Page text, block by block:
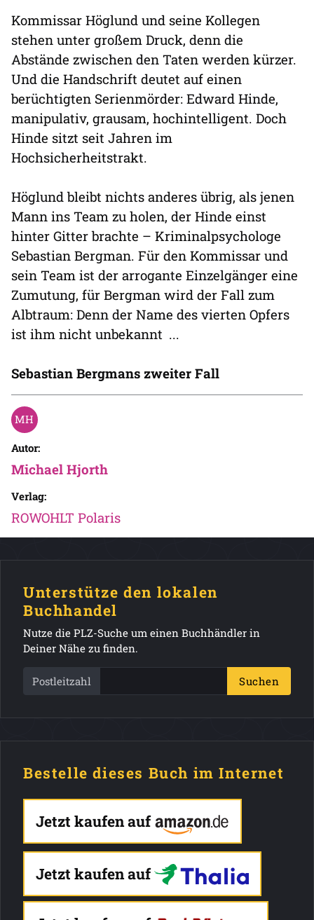
Kommissar Höglund und seine Kollegen
stehen unter großem Druck, denn die
Abstände zwischen den Taten werden kürzer.
Und die Handschrift deutet auf einen
berüchtigten Serienmörder: Edward Hinde,
manipulativ, grausam, hochintelligent. Doch
Hinde sitzt seit Jahren im
Hochsicherheitstrakt.
Höglund bleibt nichts anderes übrig, als jenen
Mann ins Team zu holen, der Hinde einst
hinter Gitter brachte – Kriminalpsychologe
Sebastian Bergman. Für den Kommissar und
sein Team ist der arrogante Einzelgänger eine
Zumutung, für Bergman wird der Fall zum
Albtraum: Denn der Name des vierten Opfers
ist ihm nicht unbekannt ...
Sebastian Bergmans zweiter Fall
Autor:
Michael Hjorth
Verlag:
ROWOHLT Polaris
Unterstütze den lokalen
Buchhandel
Nutze die PLZ-Suche um einen Buchhändler in
Deiner Nähe zu finden.
Postleitzahl Suchen
Bestelle dieses Buch im Internet
Jetzt kaufen auf
Jetzt kaufen auf